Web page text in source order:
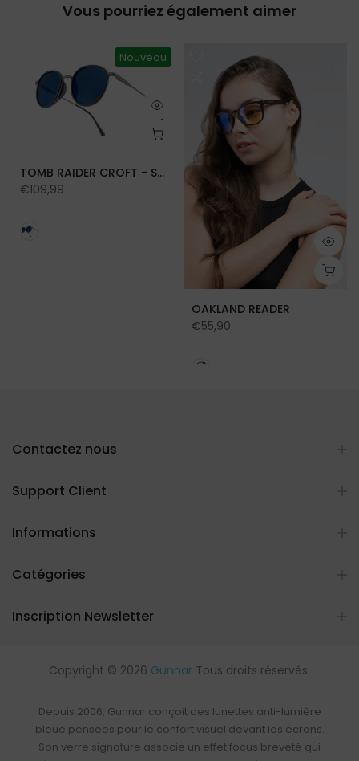
Vous pourriez également aimer
Nouveau
TOMB RAIDER CROFT - SUN
€109,99
OAKLAND READER
€55,90
Contactez nous
Support Client
Informations
Catégories
Inscription Newsletter
Copyright © 2026 Gunnar Tous droits réservés.
Depuis 2006, Gunnar conçoit des lunettes anti-lumière
bleue pensées pour le confort visuel devant les écrans.
Son verre signature associe un effet focus breveté qui